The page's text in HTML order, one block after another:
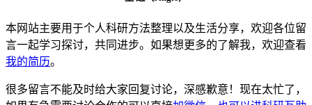
本网站主要用于个人科研方法整理以及生活分享，欢迎各位留
言一起学习探讨，共同进步。如果想更多的了解我，欢迎查看
我的简历。
很多留言不能及时给大家回复讨论，深感歉意！现在太忙了，